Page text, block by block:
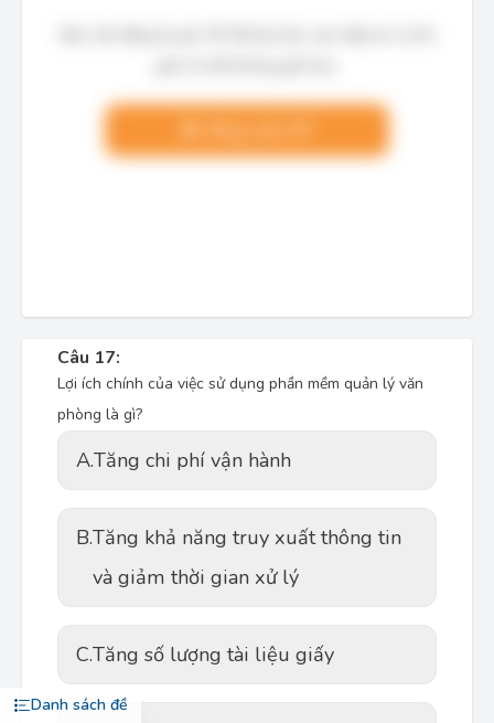
Danh sách đề
Câu 17:
Lợi ích chính của việc sử dụng phần mềm quản lý văn
phòng là gì?
A.Tăng chi phí vận hành
B.Tăng khả năng truy xuất thông tin
và giảm thời gian xử lý
C.Tăng số lượng tài liệu giấy